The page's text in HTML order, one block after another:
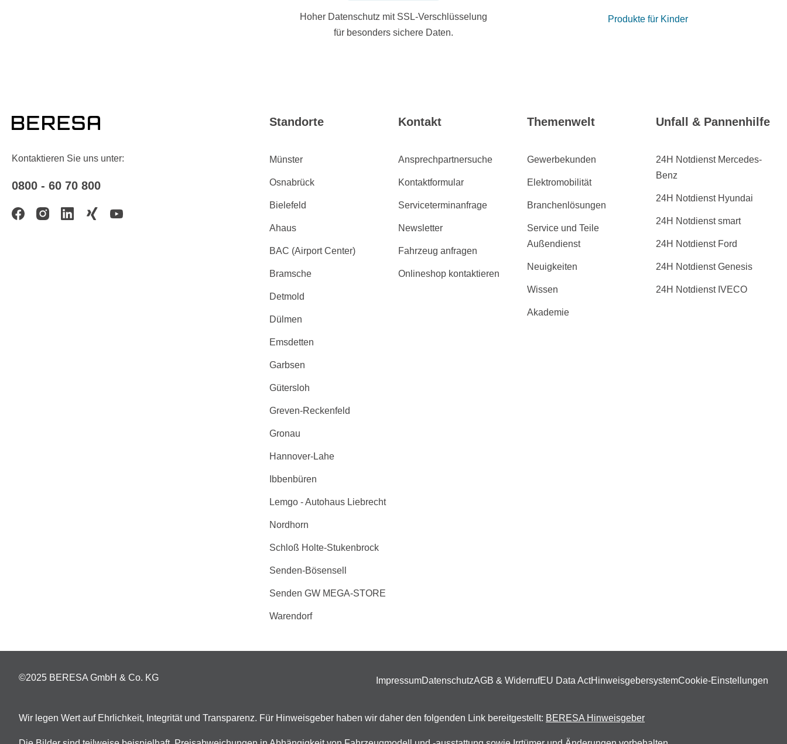
Hoher Datenschutz mit SSL-Verschlüsselung
für besonders sichere Daten.
Produkte für Kinder
Kontaktieren Sie uns unter:
0800 - 60 70 800
Standorte
Münster
Osnabrück
Bielefeld
Ahaus
BAC (Airport Center)
Bramsche
Detmold
Dülmen
Emsdetten
Garbsen
Gütersloh
Greven-Reckenfeld
Gronau
Hannover-Lahe
Ibbenbüren
Lemgo - Autohaus Liebrecht
Nordhorn
Schloß Holte-Stukenbrock
Senden-Bösensell
Senden GW MEGA-STORE
Warendorf
Kontakt
Ansprechpartnersuche
Kontaktformular
Serviceterminanfrage
Newsletter
Fahrzeug anfragen
Onlineshop kontaktieren
Themenwelt
Gewerbekunden
Elektromobilität
Branchenlösungen
Service und Teile
Außendienst
Neuigkeiten
Wissen
Akademie
Unfall & Pannenhilfe
24H Notdienst Mercedes-
Benz
24H Notdienst Hyundai
24H Notdienst smart
24H Notdienst Ford
24H Notdienst Genesis
24H Notdienst IVECO
©2025 BERESA GmbH & Co. KG ImpressumDatenschutzAGB & WiderrufEU Data ActHinweisgebersystemCookie-Einstellungen
Wir legen Wert auf Ehrlichkeit, Integrität und Transparenz. Für Hinweisgeber haben wir daher den folgenden Link bereitgestellt: BERESA Hinweisgeber